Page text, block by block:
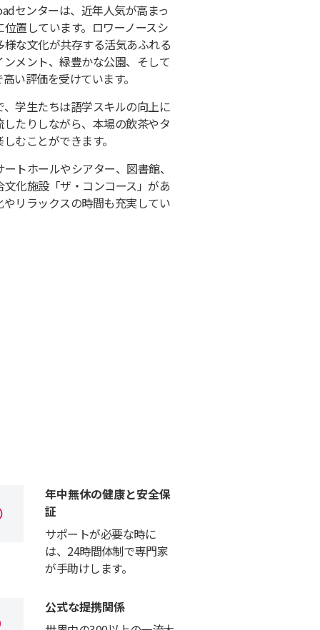
センターは、近年人気が高まっ
置しています。ロワーノースシ
な文化が共存する活気あふれる
メント、緑豊かな公園、そして
い評価を受けています。
学生たちは語学スキルの向上に
たりしながら、本場の飲茶やタ
むことができます。
トホールやシアター、図書館、
化施設「ザ・コンコース」があ
リラックスの時間も充実してい
年中無休の健康と安全保
証
サポートが必要な時に
は、24時間体制で専門家
が手助けします。
公式な提携関係